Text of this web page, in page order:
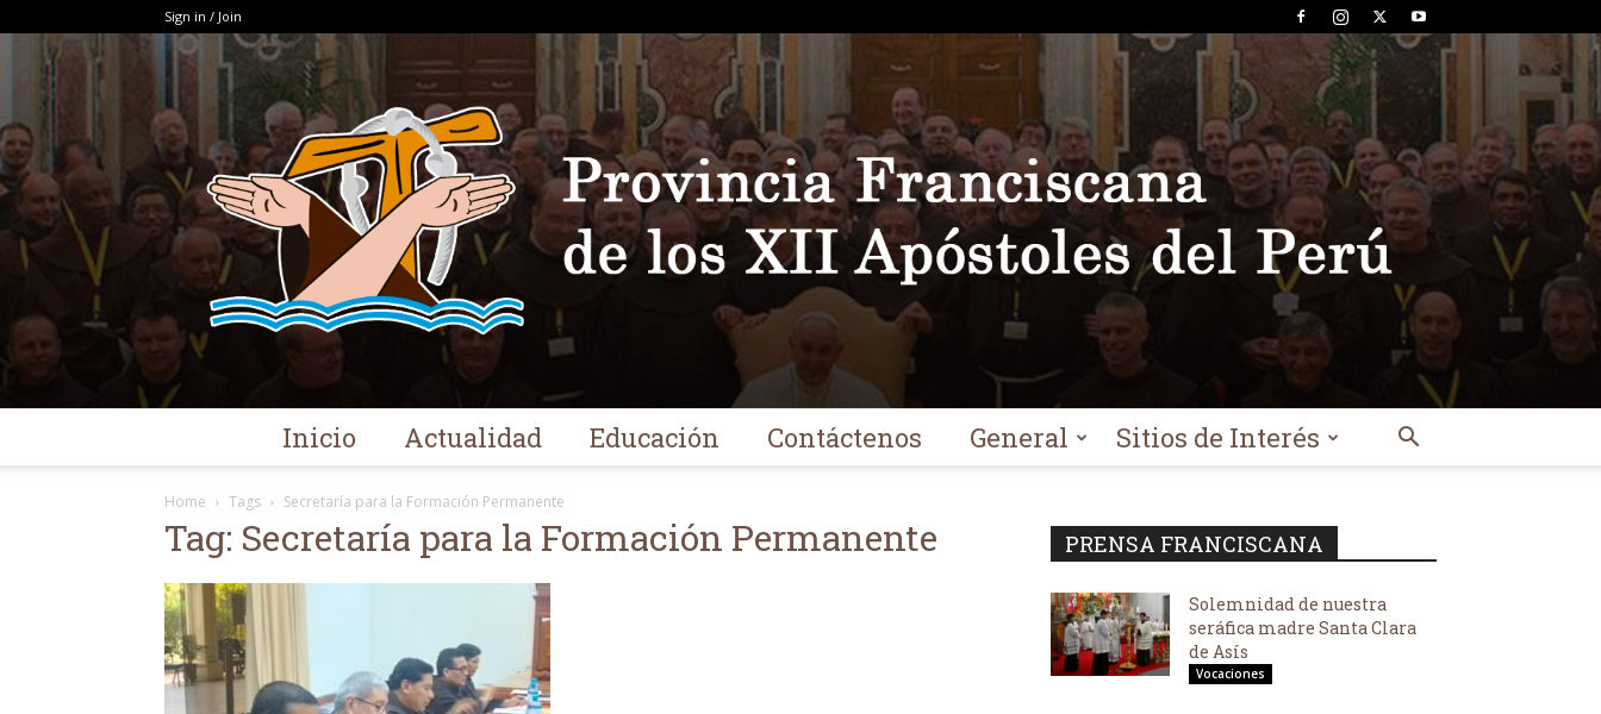
Sign in / Join
Inicio Actualidad Educación Contáctenos General Sitios de Interés
Home Tags Secretaría para la Formación Permanente
Tag: Secretaría para la Formación Permanente PRENSA FRANCISCANA
Solemnidad de nuestra
seráfica madre Santa Clara
de Asís
Vocaciones